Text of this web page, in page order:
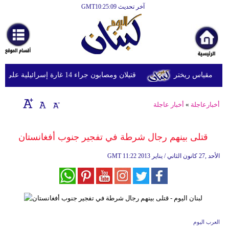
آخر تحديث GMT10:25:09
أخبارعاجلة
رياضة
ثقافة
إقتصاد
وموسيقى
وتغذية
قتيلان ومصابون جراء 14 غارة إسرائيلية على شرق وجنوب لبنان
أخبارعاجلة » أخبار عاجلة
قتلى بينهم رجال شرطة في تفجير جنوب أفغانستان
GMT 11:22 2013 الأحد ,27 كانون الثاني / يناير
العرب اليوم